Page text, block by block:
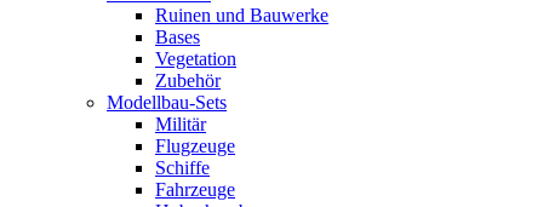
Ruinen und Bauwerke
Bases
Vegetation
Zubehör
Modellbau-Sets
Militär
Flugzeuge
Schiffe
Fahrzeuge